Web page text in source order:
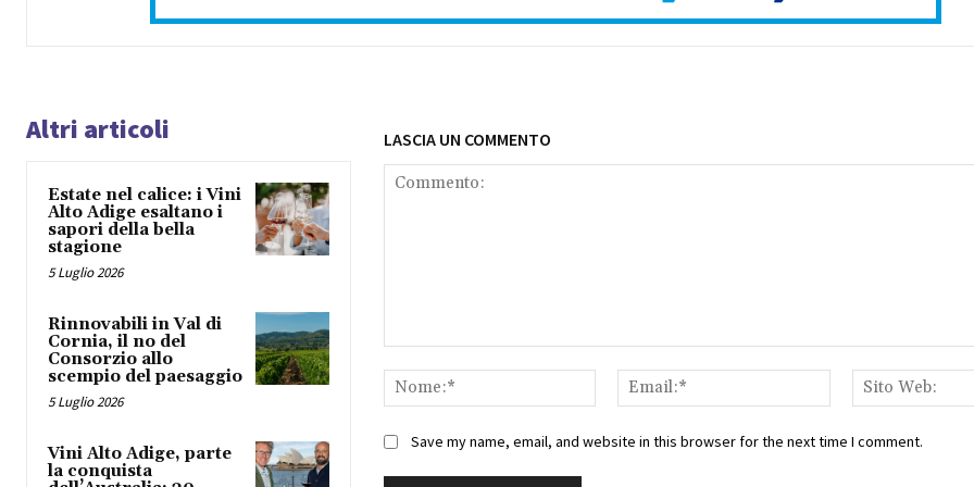
Altri articoli
Estate nel calice: i Vini
Alto Adige esaltano i
sapori della bella
stagione
5 Luglio 2026
Rinnovabili in Val di
Cornia, il no del
Consorzio allo
scempio del paesaggio
5 Luglio 2026
Vini Alto Adige, parte
la conquista
LASCIA UN COMMENTO
Nome:*
Email:*
Save my name, email, and website in this browser for the next time I comment.